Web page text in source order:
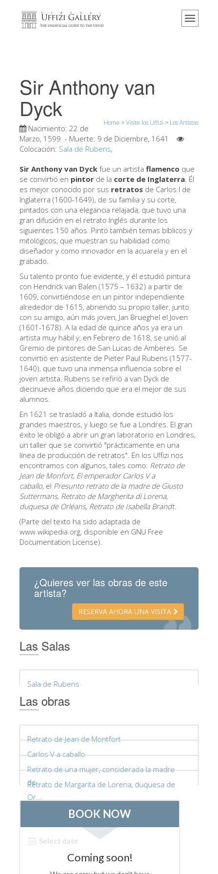
Home
Eventos y exposiciones
Contáctenos
Visite los Uffizi
Visita virtual
Las obras
Las salas
Los Artistas
Las nuevas salas
Museo del Bargello
Galería de la Academia
Galería Palatina
Capillas de los Medici
Museo de San Marcos
Museo Arqueológico
El Taller de las Piedras Duras
Jardín de Boboli
La Torre de Arnolfo
Corredor de Vasari
Palazzo Vecchio
Santa Maria Novella
Santa Croce
Reserve ahora
Reserve una visita guiada
ES
中文
DEUTSCH
Sir Anthony van
Dyck
Home >Visite los Uffizi > Los Artistas
Nacimiento: 22 de
Marzo, 1599 - Muerte: 9 de Diciembre, 1641
Colocación: Sala de Rubens,
Sir Anthony van Dyck fue un artista flamenco que
se convirtió en pintor de la corte de Inglaterra. Él
es mejor conocido por sus retratos de Carlos I de
Inglaterra (1600-1649), de su familia y su corte,
pintados con una elegancia relajada, que tuvo una
gran difusión en el retrato Inglés durante los
siguientes 150 años. Pintó también temas bíblicos y
mitológicos, que muestran su habilidad como
diseñador y como innovador en la acuarela y en el
grabado.
Su talento pronto fue evidente, y él estudió pintura
con Hendrick van Balen (1575 – 1632) a partir de
1609, convirtiéndose en un pintor independiente
alrededor de 1615, abriendo su propio taller, junto
con su amigo, aún más joven, Jan Brueghel el Joven
(1601-1678). A la edad de quince años ya era un
artista muy hábil y, en Febrero de 1618, se unió al
Gremio de pintores de San Lucas de Amberes. Se
convirtió en asistente de Pieter Paul Rubens (1577-
1640), que tuvo una inmensa influencia sobre el
joven artista. Rubens se refirió a van Dyck de
diecinueve años diciendo que era el mejor de sus
alumnos.
En 1621 se trasladó a Italia, donde estudió los
grandes maestros, y luego se fue a Londres. El gran
éxito le obligó a abrir un gran laboratorio en Londres,
un taller que se convirtió "prácticamente en una
línea de producción de retratos". En los Uffizi nos
encontramos con algunos, tales como: Retrato de
Jean de Monfort, El emperador Carlos V a
caballo, el Presunto retrato de la madre de Giusto
Suttermans, Retrato de Margherita di Lorena,
duquesa de Orléans, Retrato de Isabella Brandt.
(Parte del texto ha sido adaptada de
www.wikipedia.org, disponible en GNU Free
Documentation License).
¿Quieres ver las obras de este
artista?
RESERVA AHORA UNA VISITA
Las Salas
Sala de Rubens
Las obras
Retrato de Jean de Montfort
Carlos V a caballo
Retrato de una mujer, considerada la madre
de...
Retrato de Margarita de Lorena, duquesa de
Or...